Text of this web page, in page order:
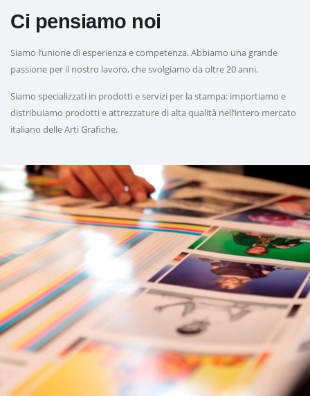
Ci pensiamo noi
Siamo l’unione di esperienza e competenza. Abbiamo una grande
passione per il nostro lavoro, che svolgiamo da oltre 20 anni.
Siamo specializzati in prodotti e servizi per la stampa: importiamo e
distribuiamo prodotti e attrezzature di alta qualità nell’intero mercato
italiano delle Arti Grafiche.